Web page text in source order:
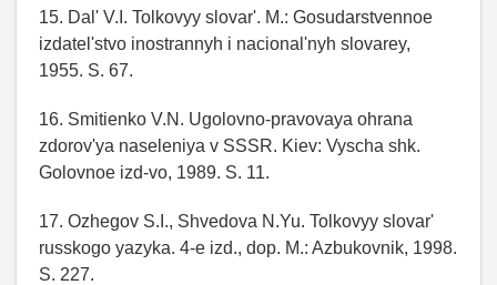
15. Dal' V.I. Tolkovyy slovar'. M.: Gosudarstvennoe
izdatel'stvo inostrannyh i nacional'nyh slovarey,
1955. S. 67.
16. Smitienko V.N. Ugolovno-pravovaya ohrana
zdorov'ya naseleniya v SSSR. Kiev: Vyscha shk.
Golovnoe izd-vo, 1989. S. 11.
17. Ozhegov S.I., Shvedova N.Yu. Tolkovyy slovar'
russkogo yazyka. 4-e izd., dop. M.: Azbukovnik, 1998.
S. 227.